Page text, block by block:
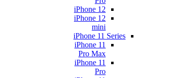
iPhone 12
iPhone 12
mini
iPhone 11 Series
iPhone 11
Pro Max
iPhone 11
Pro